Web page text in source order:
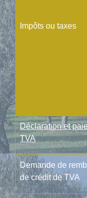
Impôts ou taxes
Déclaration et
TVA
Demande de
de crédit de TVA